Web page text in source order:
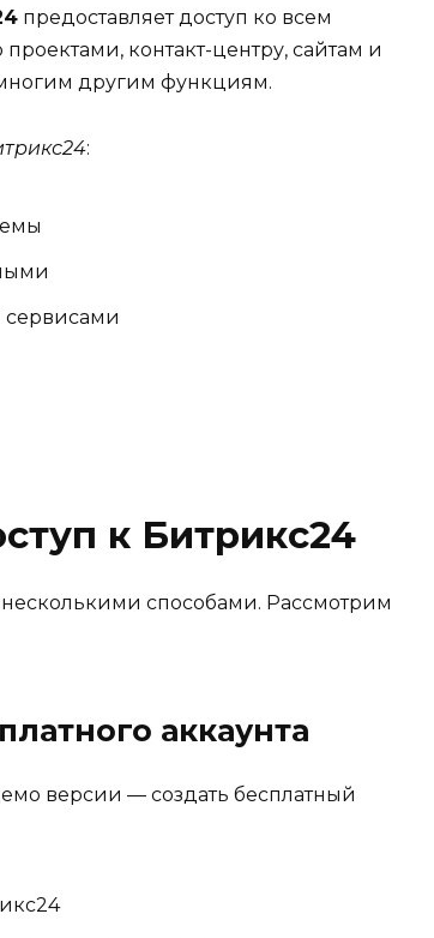
предоставляет доступ ко всем
контакт-центру, сайтам и
другим функциям.
:
к Битрикс24
способами. Рассмотрим
аккаунта
версии — создать бесплатный